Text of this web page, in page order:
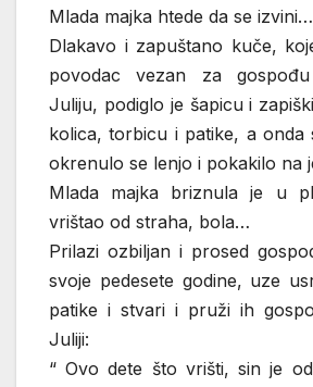
Mlada majka htede da se izvini…
Dlakavo i zapuštano kuče,
povodac vezan za
Juliju, podiglo je šapicu i
kolica, torbicu i patike, a onda
okrenulo se lenjo i pokakilo na
Mlada majka briznula je u
vrištao od straha, bola…
Prilazi ozbiljan i prosed
svoje pedesete godine, uze
patike i stvari i pruži ih
Juliji:
“ Ovo dete što vrišti, sin je